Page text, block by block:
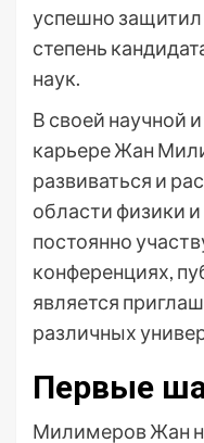
успешно
степень
наук.
В своей научной
карьере Жан
развиваться и
области физики
постоянно
конференциях,
является
различных
Первые
Милимеров Жан